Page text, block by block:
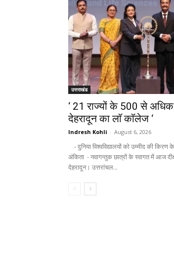
उत्तराखंड
‘ 21 राज्यों के 500 से अधिक
देहरादून का लाॅ काॅलेज ‘
Indresh Kohli - August 6, 2026
- दुनिया विश्वविद्यालयों को उम्मीद की किरण
अंकिता - नवागन्तुक छात्रों के स्वागत में आज
देहरादून। उत्तरांचल...